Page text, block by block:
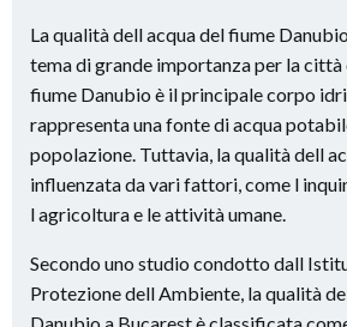
La qualità dell acqua del fiume
tema di grande importanza per la
fiume Danubio è il principale corpo
rappresenta una fonte di acqua
popolazione. Tuttavia, la qualità dell
influenzata da vari fattori, come l
l agricoltura e le attività umane.
Secondo uno studio condotto dall
Protezione dell Ambiente, la qualità